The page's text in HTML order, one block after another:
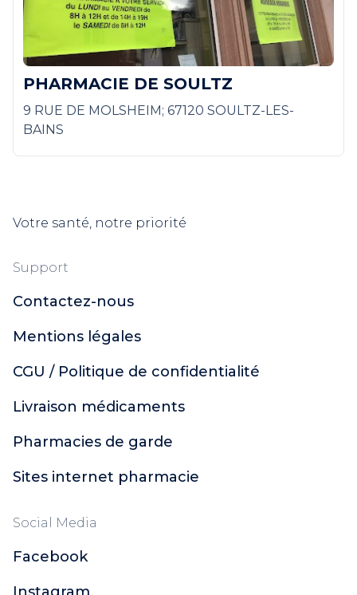
PHARMACIE DE SOULTZ
9 RUE DE MOLSHEIM; 67120 SOULTZ-LES-
BAINS
Votre santé, notre priorité
Support
Contactez-nous
Mentions légales
CGU / Politique de confidentialité
Livraison médicaments
Pharmacies de garde
Sites internet pharmacie
Social Media
Facebook